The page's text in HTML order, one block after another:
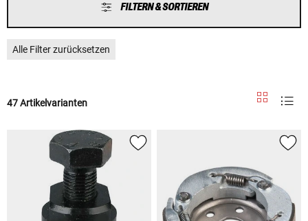
FILTERN & SORTIEREN
Alle Filter zurücksetzen
47 Artikelvarianten